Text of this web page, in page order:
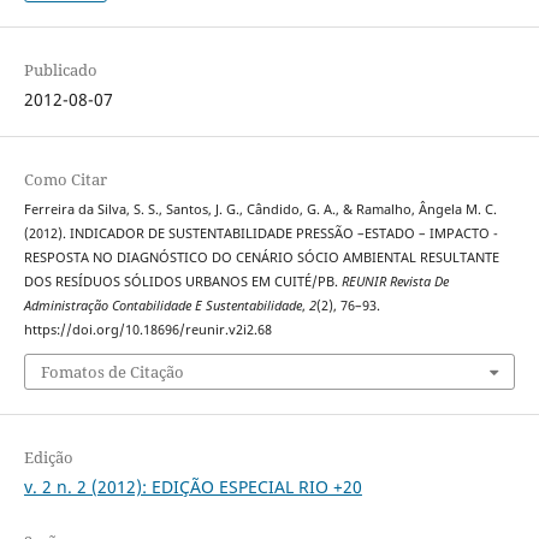
Publicado
2012-08-07
Como Citar
Ferreira da Silva, S. S., Santos, J. G., Cândido, G. A., & Ramalho, Ângela M. C.
(2012). INDICADOR DE SUSTENTABILIDADE PRESSÃO –ESTADO – IMPACTO -
RESPOSTA NO DIAGNÓSTICO DO CENÁRIO SÓCIO AMBIENTAL RESULTANTE
DOS RESÍDUOS SÓLIDOS URBANOS EM CUITÉ/PB. REUNIR Revista De
Administração Contabilidade E Sustentabilidade, 2(2), 76–93.
https://doi.org/10.18696/reunir.v2i2.68
Fomatos de Citação
Edição
v. 2 n. 2 (2012): EDIÇÃO ESPECIAL RIO +20